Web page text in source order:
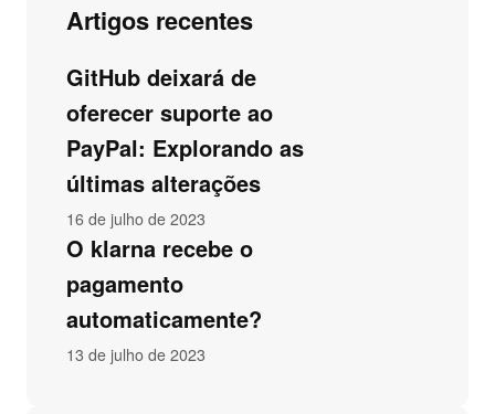
Artigos recentes
GitHub deixará de
oferecer suporte ao
PayPal: Explorando as
últimas alterações
16 de julho de 2023
O klarna recebe o
pagamento
automaticamente?
13 de julho de 2023